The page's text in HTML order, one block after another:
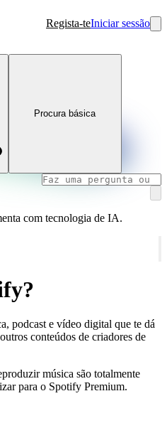
Regista-teIniciar sessão
Procura básica
com tecnologia de IA.
podcast e vídeo digital que te dá
conteúdos de criadores de
música são totalmente
para o Spotify Premium.